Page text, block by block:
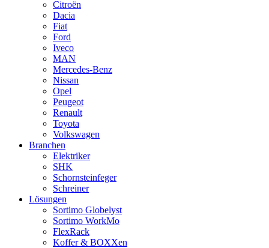
Citroën
Dacia
Fiat
Ford
Iveco
MAN
Mercedes-Benz
Nissan
Opel
Peugeot
Renault
Toyota
Volkswagen
Branchen
Elektriker
SHK
Schornsteinfeger
Schreiner
Lösungen
Sortimo Globelyst
Sortimo WorkMo
FlexRack
Koffer & BOXXen